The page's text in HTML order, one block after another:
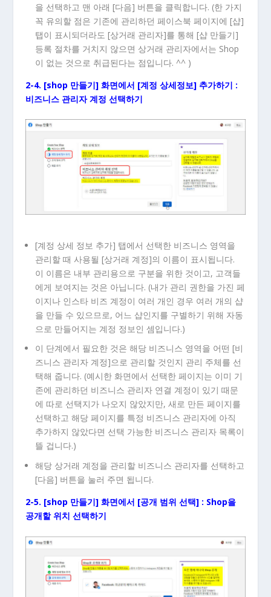
을 선택하고 맨 아래 [다음] 버튼을 클릭합니다. (한 가지
꼭 유의할 점은 기존에 관리하던 페이스북 페이지에 [샵]
탭이 표시되더라도 [상거래 관리자]를 통해 [샵 만들기]
등록 절차를 거치지 않으면 상거래 관리자에서는 Shop
이 없는 것으로 취급된다는 점입니다. ^^ )
2-4. [shop 만들기] 화면에서 [계정 상세정보] 추가하기 :
비즈니스 관리자 계정 선택하기
[계정 상세 정보 추가] 탭에서 선택한 비즈니스 영역을
관리할 때 사용될 [상거래 계정]의 이름이 표시됩니다.
이 이름은 내부 관리용으로 구분을 위한 것이고, 고객들
에게 보여지는 것은 아닙니다. (내가 관리 권한을 가진 페
이지나 인스타 비즈 계정이 여러 개인 경우 여러 개의 샵
을 만들 수 있으므로, 어느 샵인지를 구별하기 위해 자동
으로 만들어지는 계정 정보인 셈입니다.)
이 단계에서 필요한 것은 해당 비즈니스 영역을 어떤 [비
즈니스 관리자 계정]으로 관리할 것인지 관리 주체를 선
택해 줍니다. (예시한 화면에서 선택한 페이지는 이미 기
존에 관리하던 비즈니스 관리자 연결 계정이 있기 때문
에 따로 선택지가 나오지 않았지만, 새로 만든 페이지를
선택하고 해당 페이지를 특정 비즈니스 관리자에 아직
추가하지 않았다면 선택 가능한 비즈니스 관리자 목록이
뜰 겁니다.)
해당 상거래 계정을 관리할 비즈니스 관리자를 선택하고
[다음] 버튼을 눌러 주면 됩니다.
2-5. [shop 만들기] 화면에서 [공개 범위 선택] : Shop을
공개할 위치 선택하기